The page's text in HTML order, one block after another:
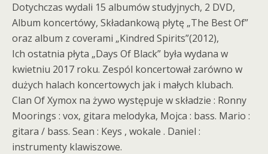
Dotychczas wydali 15 albumów studyjnych, 2 DVD,
Album koncertówy, Składankową płytę „The Best Of”
oraz album z coverami „Kindred Spirits”(2012),
Ich ostatnia płyta „Days Of Black” była wydana w
kwietniu 2017 roku. Zespól koncertował zarówno w
dużych halach koncertowych jak i małych klubach.
Clan Of Xymox na żywo występuje w składzie : Ronny
Moorings : vox, gitara melodyka, Mojca : bass. Mario :
gitara / bass. Sean : Keys , wokale . Daniel :
instrumenty klawiszowe.